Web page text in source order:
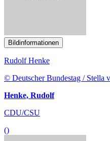
Bildinformationen
Rudolf Henke
© Deutscher Bundestag / Stella
Henke, Rudolf
CDU/CSU
()